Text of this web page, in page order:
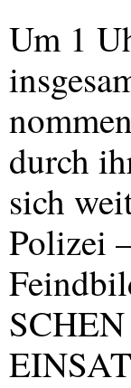
Um 1
durch
sich
Polizei
SCHEN